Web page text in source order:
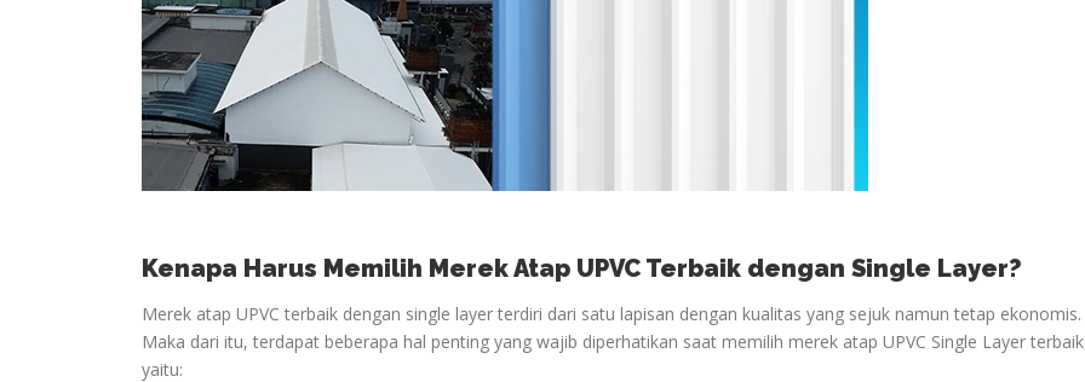
Kenapa Harus Memilih Merek Atap UPVC Terbaik dengan Single Layer?
Merek atap UPVC terbaik dengan single layer terdiri dari satu lapisan dengan kualitas yang sejuk namun tetap ekonomis.
Maka dari itu, terdapat beberapa hal penting yang wajib diperhatikan saat memilih merek atap UPVC Single Layer
yaitu: